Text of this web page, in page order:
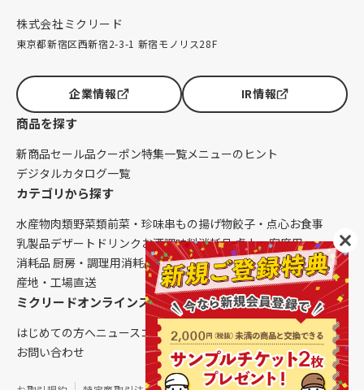
株式会社ミクリード
東京都新宿区西新宿2-3-1 新宿モノリス28F
企業情報 IR情報
商品を探す
新商品セール品クーポン特集一覧メニューのヒント
デジタルカタログ一覧
カテゴリから探す
水産物肉類野菜類前菜・珍味串もの揚げ物餃子・点心お食事
乳製品デザート ドリンク お酒調味料消耗品 卓上・客席用
消耗品 厨房・調理用消耗品 クレンリネス生鮮品（配送便限定）
産地・工場直送
ミクリードオンラインストアについて
はじめての方へニュースコラムご利用ガイド会社概要
お問い合わせ